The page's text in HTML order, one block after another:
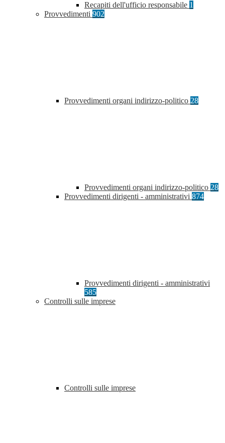
Recapiti dell'ufficio responsabile 1
Provvedimenti 902
Provvedimenti organi indirizzo-politico 28
Provvedimenti organi indirizzo-politico 28
Provvedimenti dirigenti - amministrativi 874
Provvedimenti dirigenti - amministrativi
585
Controlli sulle imprese
Controlli sulle imprese